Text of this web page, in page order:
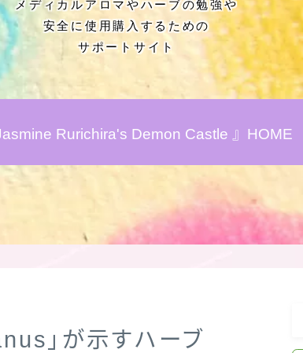
プロフィール
アロマハーブアンケート
おすすめ商品＆レビュー
★スペシャルアロマハーブ４択クイズ
FAQ
サイトマップ
メディカルアロマやハーブの勉強や
安全に使用購入するための
サポートサイト
Rurichira's Demon Castle 』HOME
」が示すハーブ